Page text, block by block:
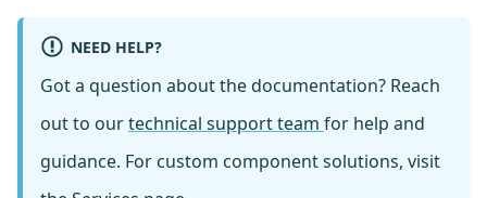
NEED HELP?
Got a question about the documentation? Reach
out to ourtechnical support team for help and
guidance. For custom component solutions, visit